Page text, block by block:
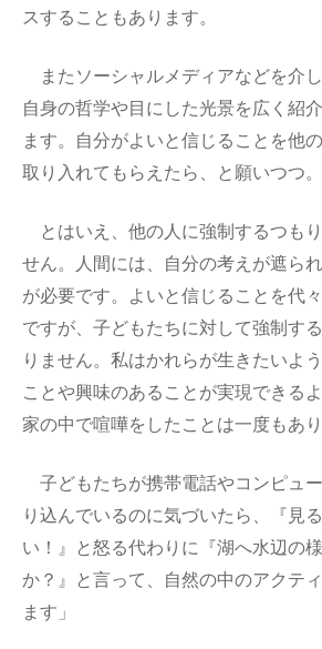
スすることもあります。
またソーシャルメディアなどを介
自身の哲学や目にした光景を広く紹
ます。自分がよいと信じることを他
取り入れてもらえたら、と願いつつ。
とはいえ、他の人に強制するつも
せん。人間には、自分の考えが遮ら
が必要です。よいと信じることを代
ですが、子どもたちに対して強制す
りません。私はかれらが生きたいよ
ことや興味のあることが実現できる
家の中で喧嘩をしたことは一度もあり
子どもたちが携帯電話やコンピュ
り込んでいるのに気づいたら、『見
い！』と怒る代わりに『湖へ水辺の
か？』と言って、自然の中のアクテ
ます」